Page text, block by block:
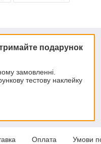
подарунок
замовленні.
тестову наклейку
Оплата Умови